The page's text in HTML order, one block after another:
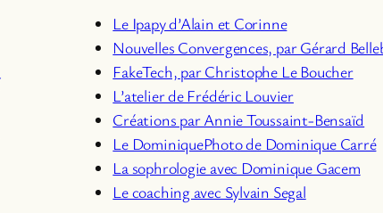
Le Ipapy d’Alain et Corinne
Nouvelles Convergences, par Gérard
FakeTech, par Christophe Le Boucher
L’atelier de Frédéric Louvier
Créations par Annie Toussaint-Bensaïd
Le DominiquePhoto de Dominique Carré
La sophrologie avec Dominique Gacem
Le coaching avec Sylvain Segal